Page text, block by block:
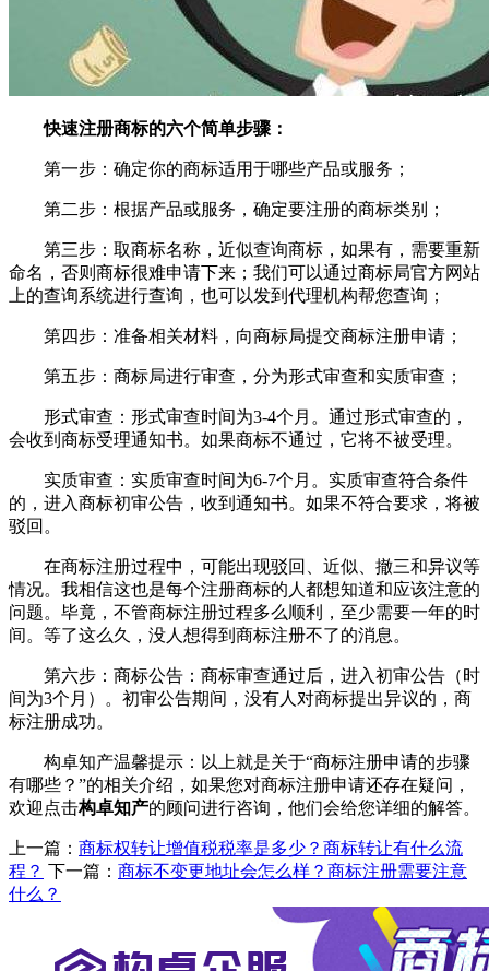
快速注册商标的六个简单步骤：
第一步：确定你的商标适用于哪些产品或服务；
第二步：根据产品或服务，确定要注册的商标类别；
第三步：取商标名称，近似查询商标，如果有，需要重新
命名，否则商标很难申请下来；我们可以通过商标局官方网站
上的查询系统进行查询，也可以发到代理机构帮您查询；
第四步：准备相关材料，向商标局提交商标注册申请；
第五步：商标局进行审查，分为形式审查和实质审查；
形式审查：形式审查时间为3-4个月。通过形式审查的，
会收到商标受理通知书。如果商标不通过，它将不被受理。
实质审查：实质审查时间为6-7个月。实质审查符合条件
的，进入商标初审公告，收到通知书。如果不符合要求，将被
驳回。
在商标注册过程中，可能出现驳回、近似、撤三和异议等
情况。我相信这也是每个注册商标的人都想知道和应该注意的
问题。毕竟，不管商标注册过程多么顺利，至少需要一年的时
间。等了这么久，没人想得到商标注册不了的消息。
第六步：商标公告：商标审查通过后，进入初审公告（时
间为3个月）。初审公告期间，没有人对商标提出异议的，商
标注册成功。
构卓知产温馨提示：以上就是关于“商标注册申请的步骤
有哪些？”的相关介绍，如果您对商标注册申请还存在疑问，
欢迎点击构卓知产的顾问进行咨询，他们会给您详细的解答。
上一篇： 商标权转让增值税税率是多少？商标转让有什么流
程？ 下一篇： 商标不变更地址会怎么样？商标注册需要注意
什么？